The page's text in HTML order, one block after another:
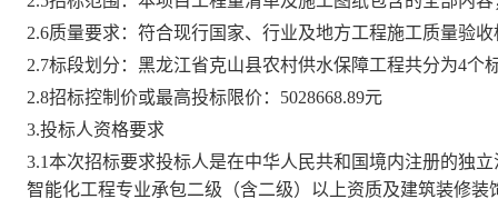
2.6质量要求： 符合现行国家、行业及地方工程施工质量验
2.7标段划分： 黑龙江省克山县农村供水保障工程共分为4个
2.8招标控制价或最高投标限价： 5028668.89元
3.投标人资格要求
3.1本次招标要求投标人是在中华人民共和国境内注册的独
智能化工程专业承包二级（含二级）以上资质及建筑装修